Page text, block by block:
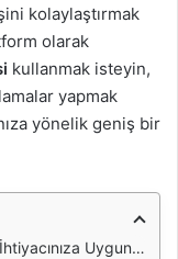
kolaylaştırmak
olarak
kullanmak isteyin,
yapmak
yönelik geniş bir
Uygun Çözümler